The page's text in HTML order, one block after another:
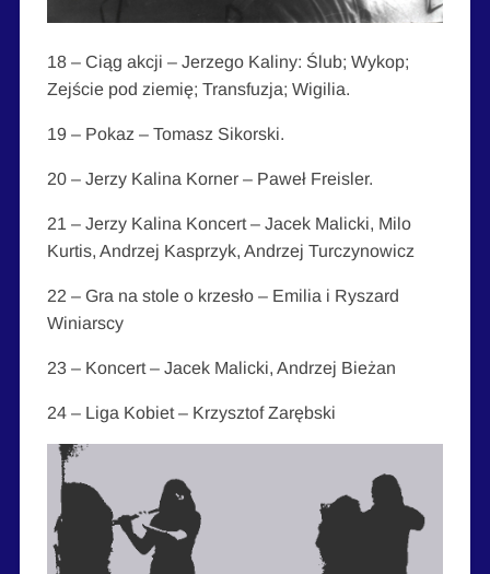
18 – Ciąg akcji – Jerzego Kaliny: Ślub; Wykop;
Zejście pod ziemię; Transfuzja; Wigilia.
19 – Pokaz – Tomasz Sikorski.
20 – Jerzy Kalina Korner – Paweł Freisler.
21 – Jerzy Kalina Koncert – Jacek Malicki, Milo
Kurtis, Andrzej Kasprzyk, Andrzej Turczynowicz
22 – Gra na stole o krzesło – Emilia i Ryszard
Winiarscy
23 – Koncert – Jacek Malicki, Andrzej Bieżan
24 – Liga Kobiet – Krzysztof Zarębski